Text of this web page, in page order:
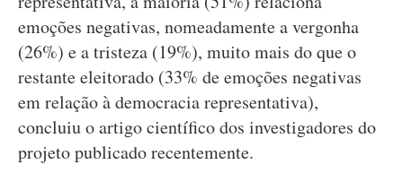
emoções negativas, nomeadamente a vergonha
(26%) e a tristeza (19%), muito mais do que o
restante eleitorado (33% de emoções negativas
em relação à democracia representativa),
concluiu o artigo científico dos investigadores do
projeto publicado recentemente.